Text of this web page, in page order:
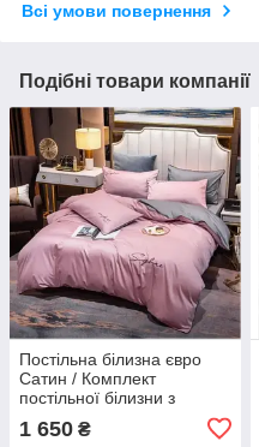
Всі умови повернення
Подібні товари компанії
Постільна білизна євро
Сатин / Комплект
постільної білизни з
вишивкою Рожева з сірим
1 650 ₴